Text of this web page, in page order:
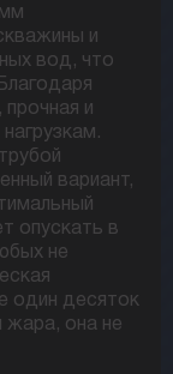
и
вод, что
прочная и
вариант,
опускать в
не
один десяток
жара, она не